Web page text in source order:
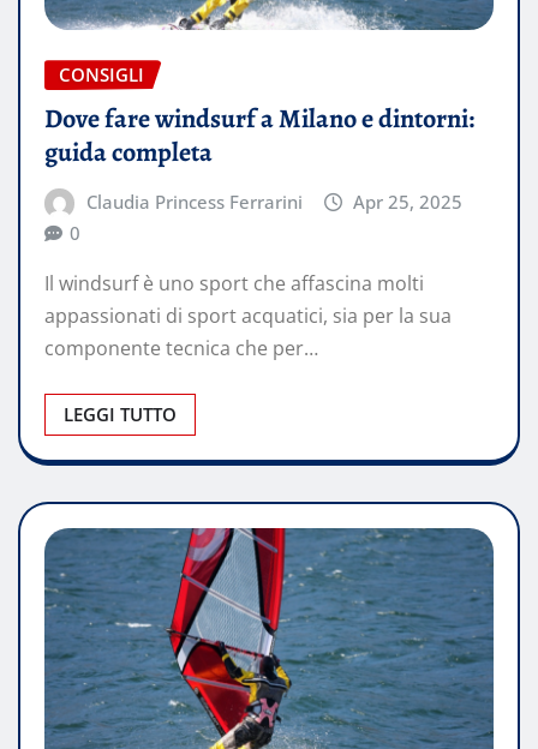
CONSIGLI
Dove fare windsurf a Milano e dintorni:
guida completa
Claudia Princess Ferrarini
Apr 25, 2025
0
Il windsurf è uno sport che affascina molti
appassionati di sport acquatici, sia per la sua
componente tecnica che per…
LEGGI TUTTO